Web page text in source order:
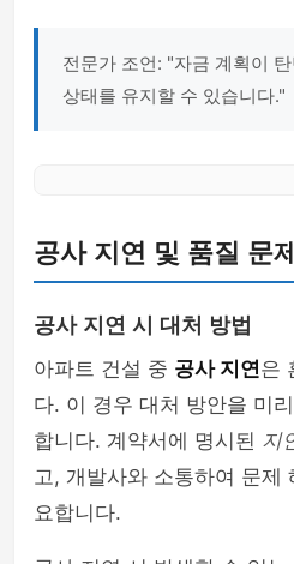
전문가 조언: "자금 계획이
상태를 유지할 수 있습니다."
공사 지연 및 품질 문
공사 지연 시 대처 방법
아파트 건설 중 공사 지연은
다. 이 경우 대처 방안을 미
합니다. 계약서에 명시된 지
고, 개발사와 소통하여 문제
요합니다.